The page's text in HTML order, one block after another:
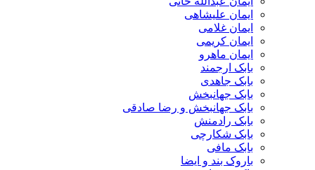
ایمان علیشاهی
ایمان غلامی
ایمان کریمی
ایمان ماهرو
بابک ارجمند
بابک جاهدی
بابک جهانبخش
بابک جهانبخش و رضا صادقی
بابک رادمنش
بابک شکارچی
بابک مافی
باروک بند و ایضا